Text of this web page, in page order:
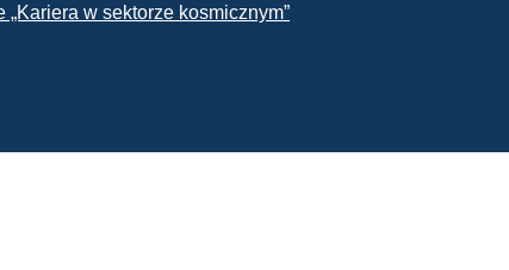
„Kariera w sektorze kosmicznym”